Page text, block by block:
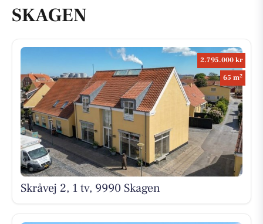
SKAGEN
2.795.000 kr
65 m2
Skråvej 2, 1 tv, 9990 Skagen